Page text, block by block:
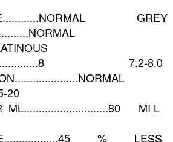
GREY
7.2-8.0
ML............................80 MI L
% LESS